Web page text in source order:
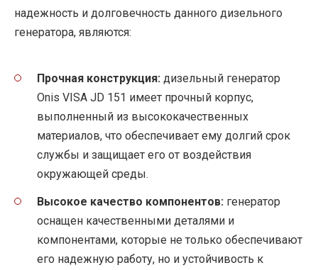
надежность и долговечность данного дизельного
генератора, являются:
Прочная конструкция: дизельный генератор
Onis VISA JD 151 имеет прочный корпус,
выполненный из высококачественных
материалов, что обеспечивает ему долгий срок
службы и защищает его от воздействия
окружающей среды.
Высокое качество компонентов: генератор
оснащен качественными деталями и
компонентами, которые не только обеспечивают
его надежную работу, но и устойчивость к